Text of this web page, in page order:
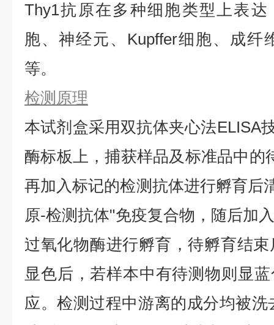
Thy1抗原在多种细胞类型上表
胞、神经元、Kupffer细胞、成纤
等。
检测原理
本试剂盒采用双抗体夹心法ELISA
酶标板上，捕获样品及标准品中的
再加入标记的检测抗体进行孵育后
原-检测抗体"免疫复合物，随后加
过氧化物酶进行孵育，待孵育结
显色后，若样本中有待测物则显
应。检测过程中游离的成分均被